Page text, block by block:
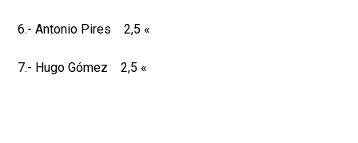
6.- Antonio Pires 2,5 «
7.- Hugo Gómez 2,5 «